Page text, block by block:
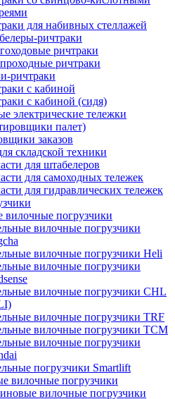
для набивных стеллажей
ричтраки
ричтраки
ричтраки
ричтраки
с кабиной
с кабиной (сидя)
электрические тележки
палет)
заказов
складской техники
для штабелеров
для самоходных тележек
для гидравлических тележек
вилочные погрузчики
вилочные погрузчики
вилочные погрузчики Heli
вилочные погрузчики
вилочные погрузчики CHL
вилочные погрузчики TRF
вилочные погрузчики TCM
вилочные погрузчики
погрузчики Smartlift
вилочные погрузчики
вилочные погрузчики